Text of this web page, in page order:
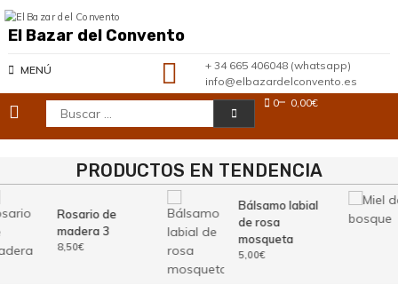
Saltar
al
contenido
El Bazar del Convento
MENÚ
+ 34 665 406048 (whatsapp)
info@elbazardelconvento.es
Buscar: 0 0,00€
PRODUCTOS EN TENDENCIA
Rosario de
madera 3
8,50€
Bálsamo labial
de rosa
mosqueta
5,00€